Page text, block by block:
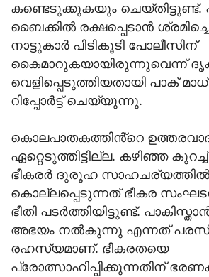
കണ്ടെടുക്കുകയും ചെയ്തിട്ടുണ്ട്.
ബൈക്കിൽ രക്ഷപ്പെടാൻ
നാട്ടുകാർ പിടികൂടി പോലീസിന്
കൈമാറുകയായിരുന്നുവെന്ന്
വെളിപ്പെടുത്തിയതായി പാക്
റിപ്പോർട്ട് ചെയ്യുന്നു.
കൊലപാതകത്തിൻ്റെ
ഏറ്റെടുത്തിട്ടില്ല. കഴിഞ്ഞ
ഭീകരർ ദുരൂഹ സാഹചര്യത്തിൽ
കൊല്ലപ്പെടുന്നത് ഭീകര
ഭീതി പടർത്തിയിട്ടുണ്ട്.
അഭയം നൽകുന്നു എന്നത്
രഹസ്യമാണ്. ഭീകരതയെ
പ്രോത്സാഹിപ്പിക്കുന്നതിന്